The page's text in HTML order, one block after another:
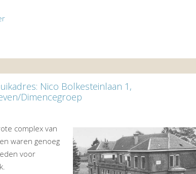
Nico Bolkesteinlaan 1,
Dimencegroep
complex van
waren genoeg
voor